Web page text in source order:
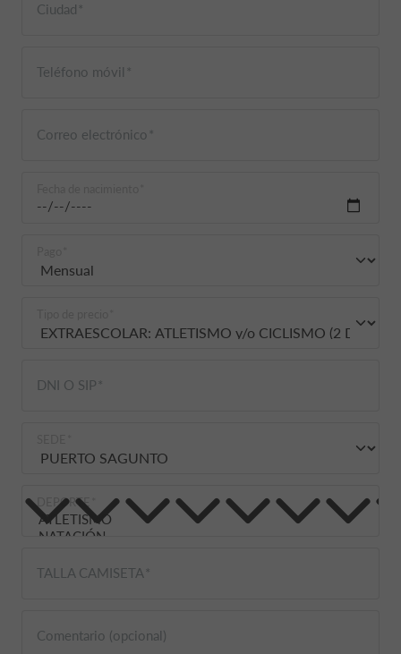
Ciudad
Teléfono móvil
Correo electrónico
DNI O SIP
DEPORTE
TALLA CAMISETA
Comentario (opcional)